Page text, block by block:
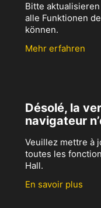
Bitte
alle Funktionen
können.
Mehr erfahren
Désolé, la
navigateur
Veuillez mettre à
toutes les
Hall.
En savoir plus